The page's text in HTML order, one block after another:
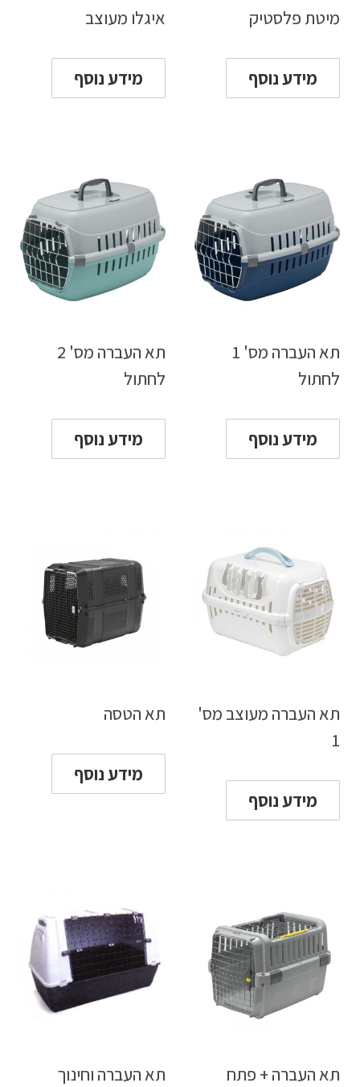
מיטת פלסטיק
מידע נוסף
איגלו מעוצב
מידע נוסף
תא העברה מס' 1
לחתול
מידע נוסף
תא העברה מס' 2
לחתול
מידע נוסף
תא העברה מעוצב מס'
1
מידע נוסף
תא הטסה
מידע נוסף
תא העברה + פתח
תא העברה וחינוך